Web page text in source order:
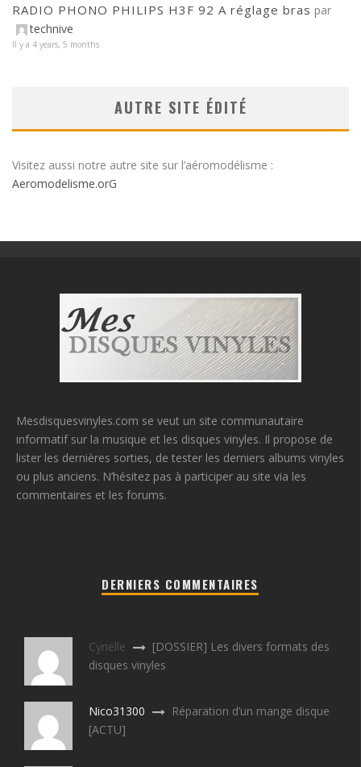
RADIO PHONO PHILIPS H3F 92 A réglage bras par
technive
Il y a 4 years, 5 months
AUTRE SITE ÉDITÉ
Visitez aussi notre autre site sur l’aéromodélisme :
Aeromodelisme.orG
Mesdisquesvinyles.com se veut un site communautaire
informatif sur la musique et les disques vinyles. Il propose de
lister les dernières sorties, de tester les derniers albums vinyles
ou plus anciens. N’hésitez pas à participer au site via les
commentaires et les forums.
DERNIERS COMMENTAIRES
Cyrielle
[DOSSIER] Les divers formats des
disques vinyles
Nico31300
Réparation d’un mange disque
[ACTU]